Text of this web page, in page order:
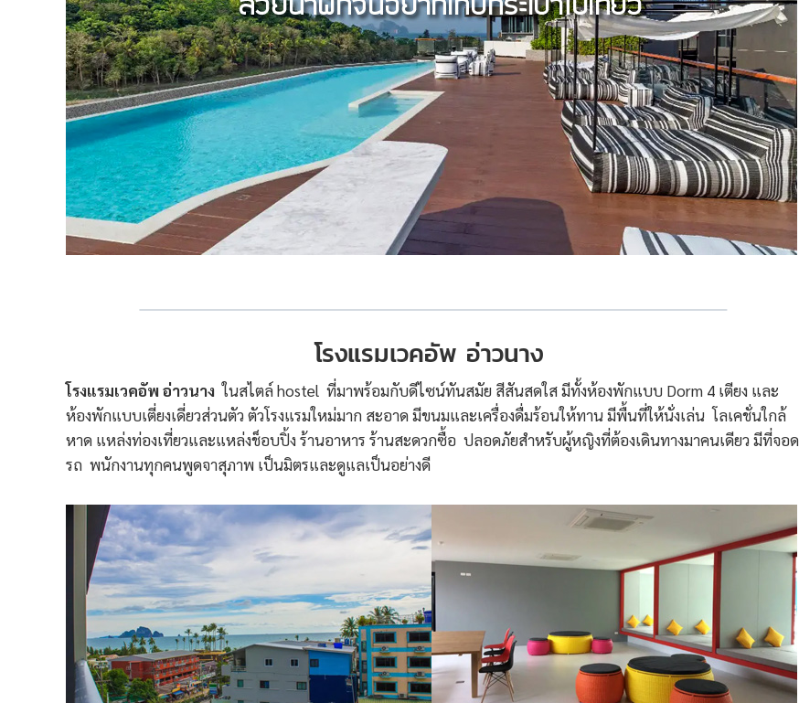
โรงแรมเวคอัพ อ่าวนาง
โรงแรมเวคอัพ อ่าวนาง ในสไตล์ hostel ที่มาพร้อมกับดีไซน์ทันสมัย สีสันสดใส มีทั้งห้องพักแบบ Dorm 4 เตียง และ
ห้องพักแบบเตี่ยงเดี่ยวส่วนตัว ตัวโรงแรมใหม่มาก สะอาด มีขนมและเครื่องดื่มร้อนให้ทาน มีพื้นที่ให้นั่งเล่น โลเคชั่นใกล้
หาด แหล่งท่องเที่ยวและแหล่งช็อบปิ้ง ร้านอาหาร ร้านสะดวกซื้อ ปลอดภัยสำหรับผู้หญิงที่ต้องเดินทางมาคนเดียว มีที่จอด
รถ พนักงานทุกคนพูดจาสุภาพ เป็นมิตรและดูแลเป็นอย่างดี